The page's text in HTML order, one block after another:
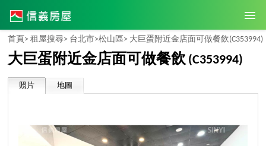
首頁> 租屋搜尋> 台北市>松山區> 大巨蛋附近金店面可做餐飲(C353994)
大巨蛋附近金店面可做餐飲 (C353994)
照片 地圖